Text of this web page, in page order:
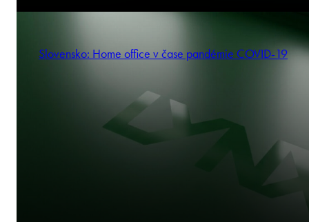
Slovensko: Home office v čase pandémie COVID-19